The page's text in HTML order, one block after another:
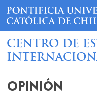
CENTRO DE
OPINIÓN